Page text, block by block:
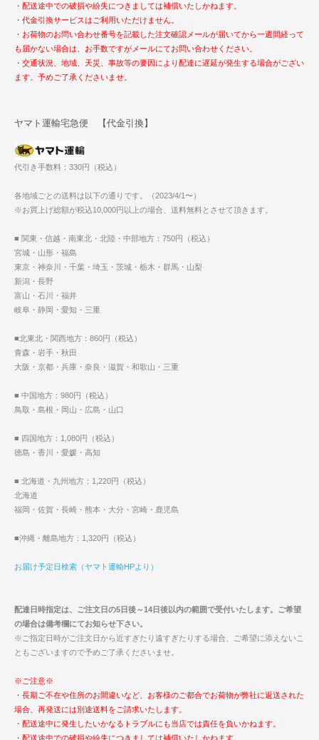
・配送途中での破損や紛失につきましては補償いたしかねます。
・代金引換サービスはご利用いただけません。
・お荷物のお問い合わせ番号を記載した注文確認メールが届いてから一週間経って
も届かない場合は、お手数ですがメールにてお問い合わせください。
・交通状況、地域、天災、事故等の要因により配達に遅延が発生する場合がござい
ます。予めご了承くださいませ。
ヤマト運輸宅急便 【代金引換】
代引き手数料：330円（税込）
各地域ごとの送料は以下の通りです。（2023/4/1〜）
※お買上げ総額が税込10,000円以上の場合、送料無料とさせて頂きます。
■ 関東・信越・南東北・北陸・中部地方：750円（税込）
宮城・山形・福島
東京・神奈川・千葉・埼玉・茨城・栃木・群馬・山梨
新潟・長野
富山・石川・福井
岐阜・静岡・愛知・三重
■北東北・関西地方：860円（税込）
青森・岩手・秋田
大阪・京都・兵庫・奈良・滋賀・和歌山・三重
■ 中国地方：980円（税込）
鳥取・島根・岡山・広島・山口
■ 四国地方：1,080円（税込）
徳島・香川・愛媛・高知
■ 北海道・九州地方：1,220円（税込）
北海道
福岡・佐賀・長崎・熊本・大分・宮崎・鹿児島
■沖縄・離島地方：1,320円（税込）
お届け予定日検索（ヤマト運輸HPより）
配達日時指定は、ご注文日の5日後～14日後以内の範囲で受付いたします。ご希望
の場合は備考欄にてお知らせ下さい。
※ご指定日時がご注文日から近すぎたり遠すぎたりする場合、ご希望に添えないこ
ともございますので予めご了承くださいませ。
※ご注意※
・長期ご不在や住所のお間違いなど、お客様のご都合でお荷物が弊社に返送された
場合、再発送には別途送料をご請求いたします。
・配送途中に発生したいかなるトラブルにも当店では責任を負いかねます。
・配送途中での破損や紛失につきましては補償いたしかねます。